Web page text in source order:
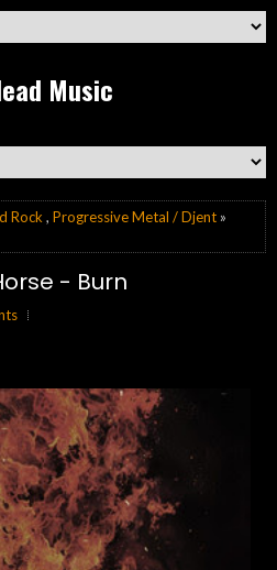
Music
Rock , Progressive Metal / Djent »
- Burn